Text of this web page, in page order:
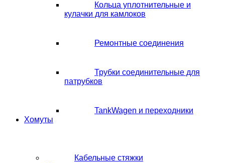
Кольца уплотнительные и
кулачки для камлоков
Ремонтные соединения
Трубки соединительные для
патрубков
TankWagen и переходники
Хомуты
Кабельные стяжки